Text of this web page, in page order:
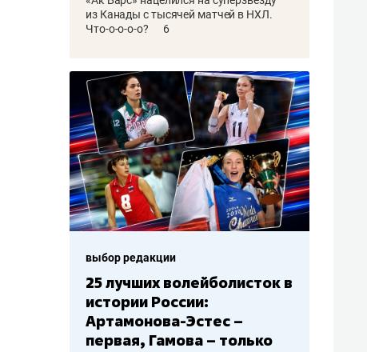
из Канады с тысячей матчей в НХЛ.
Что-о-о-о-о?
6
выбор редакции
Бюджеты клубов КХЛ: СКА
– главный мажор, «Ак
Барс» – второй, «Салават
Юлаев» – середняк